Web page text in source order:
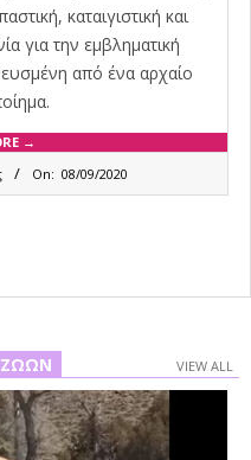
καταιγιστική και
για την εμβληματική
από ένα αρχαίο
→
On: 08/09/2020
ΖΏΩΝ VIEW ALL